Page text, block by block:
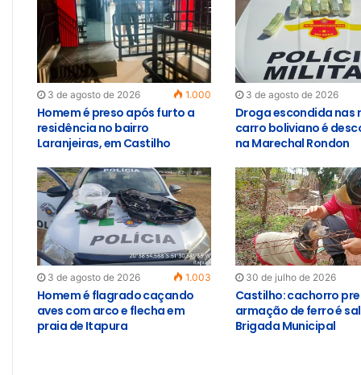
3 de agosto de 2026 1.000
Homem é preso após furto a
residência no bairro
Laranjeiras, em Castilho
3 de agosto de 2026
Droga escondida nas
carro boliviano é
na Marechal Rondon
3 de agosto de 2026 1.003
Homem é flagrado caçando
aves com arco e flecha em
praia de Itapura
30 de julho de 2026
Castilho: cachorro
armação de ferro é
Brigada Municipal